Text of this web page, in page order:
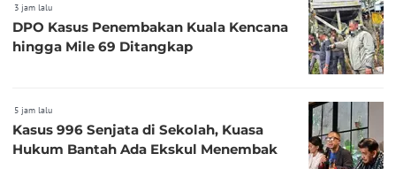
3 jam lalu
DPO Kasus Penembakan Kuala Kencana
hingga Mile 69 Ditangkap
5 jam lalu
Kasus 996 Senjata di Sekolah, Kuasa
Hukum Bantah Ada Ekskul Menembak